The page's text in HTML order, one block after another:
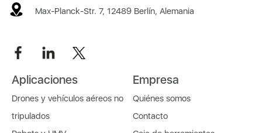
Max-Planck-Str. 7, 12489 Berlín, Alemania
Aplicaciones
Drones y vehículos aéreos no
tripulados
Empresa
Quiénes somos
Contacto